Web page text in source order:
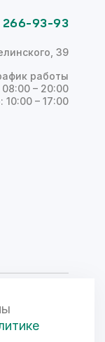
266-93-93
39
работы
– 20:00
10:00 – 17:00
компании.
коммерческой